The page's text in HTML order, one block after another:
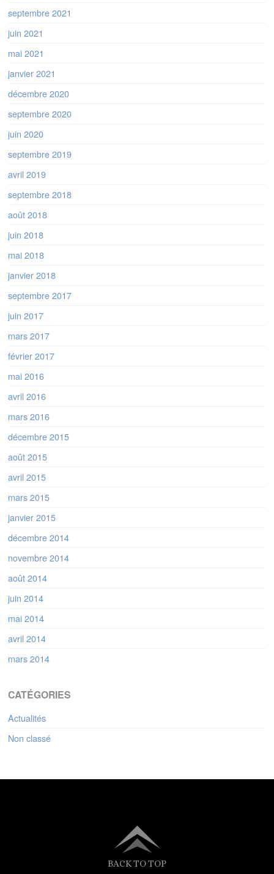
septembre 2021
juin 2021
mai 2021
janvier 2021
décembre 2020
septembre 2020
juin 2020
septembre 2019
avril 2019
septembre 2018
août 2018
juin 2018
mai 2018
janvier 2018
septembre 2017
juin 2017
mars 2017
février 2017
mai 2016
avril 2016
mars 2016
décembre 2015
août 2015
avril 2015
mars 2015
janvier 2015
décembre 2014
novembre 2014
août 2014
juin 2014
mai 2014
avril 2014
mars 2014
CATÉGORIES
Actualités
Non classé
BACK TO TOP